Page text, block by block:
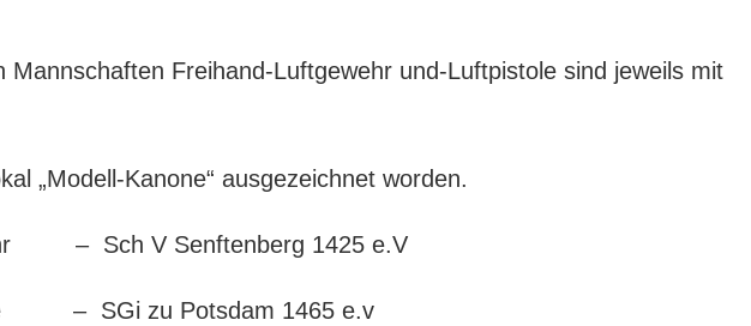
Mannschaften Freihand-Luftgewehr und-Luftpistole sind jeweils mit
„Modell-Kanone“ ausgezeichnet worden.
– Sch V Senftenberg 1425 e.V
– SGi zu Potsdam 1465 e.v